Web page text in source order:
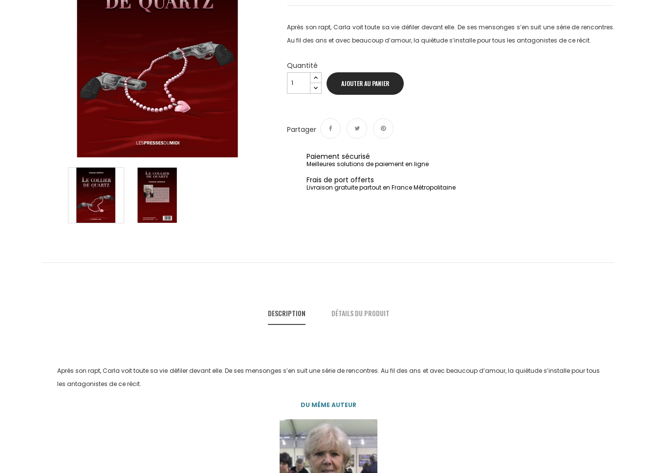
Après son rapt, Carla voit toute sa vie défiler devant elle. De ses mensonges s’en suit une série de rencontres.
Au fil des ans et avec beaucoup d’amour, la quiétude s’installe pour tous les antagonistes de ce récit.
Quantité
AJOUTER AU PANIER
Partager
Paiement sécurisé
Meilleures solutions de paiement en ligne
Frais de port offerts
Livraison gratuite partout en France Métropolitaine
DESCRIPTION DÉTAILS DU PRODUIT
Après son rapt, Carla voit toute sa vie défiler devant elle. De ses mensonges s’en suit une série de rencontres. Au fil des ans et avec beaucoup d’amour, la quiétude s’installe pour tous
les antagonistes de ce récit.
DU MÊME AUTEUR